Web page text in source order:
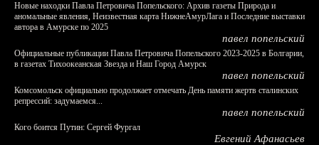
Новые находки Павла Петровича Попельского: Архив газеты Природа и
аномальные явления, Неизвестная карта НижнеАмурЛага и Последние выставки
автора в Амурске по 2025
павел попельский
Официальные публикации Павла Петровича Попельского 2023-2025 в Болгарии,
в газетах Тихоокеанская Звезда и Наш Город Амурск
павел попельский
Комсомольск официально продолжает отмечать День памяти жертв сталинских
репрессий: задумаемся...
павел попельский
Кого боится Путин: Сергей Фургал
Евгений Афанасьев